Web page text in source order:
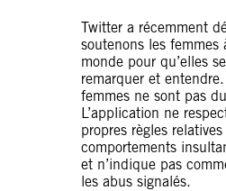
Twitter a récemment
soutenons les femmes
monde pour qu’elles
remarquer et
femmes ne sont pas
L’application ne
propres règles
comportements
et n’indique pas
les abus signalés.